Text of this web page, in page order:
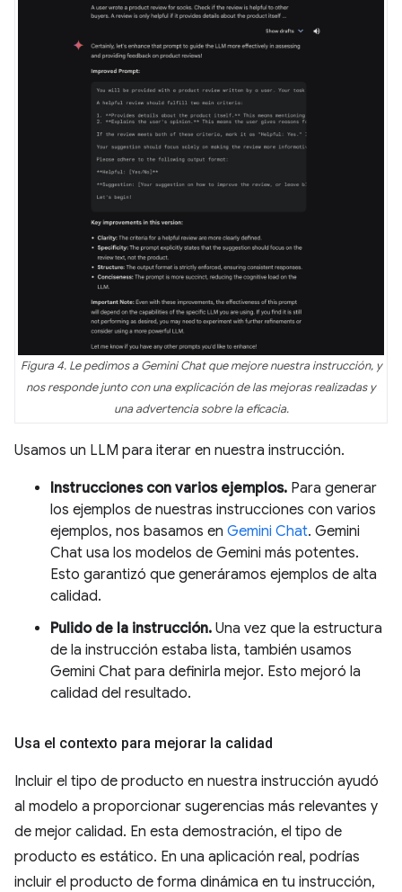
Figura 4. Le pedimos a Gemini Chat que mejore nuestra instrucción, y
nos responde junto con una explicación de las mejoras realizadas y
una advertencia sobre la eficacia.
Usamos un LLM para iterar en nuestra instrucción.
Instrucciones con varios ejemplos. Para generar
los ejemplos de nuestras instrucciones con varios
ejemplos, nos basamos en Gemini Chat. Gemini
Chat usa los modelos de Gemini más potentes.
Esto garantizó que generáramos ejemplos de alta
calidad.
Pulido de la instrucción. Una vez que la estructura
de la instrucción estaba lista, también usamos
Gemini Chat para definirla mejor. Esto mejoró la
calidad del resultado.
Usa el contexto para mejorar la calidad
Incluir el tipo de producto en nuestra instrucción ayudó
al modelo a proporcionar sugerencias más relevantes y
de mejor calidad. En esta demostración, el tipo de
producto es estático. En una aplicación real, podrías
incluir el producto de forma dinámica en tu instrucción,